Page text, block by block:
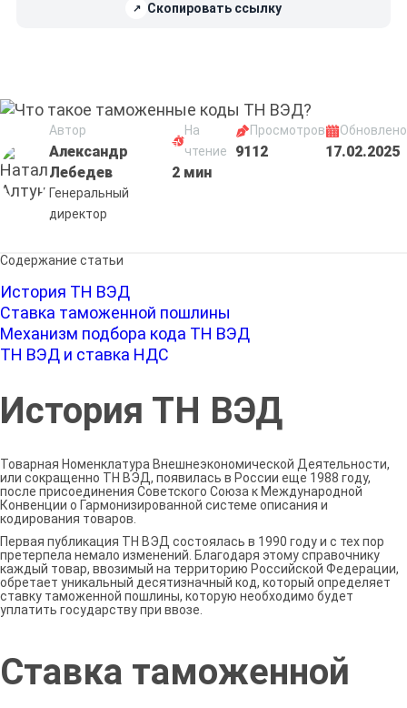
↗ Скопировать ссылку
Автор
Александр
Лебедев
Генеральный
директор
На
чтение
2 мин
Просмотров
9112
Обновлено
17.02.2025
Содержание статьи
История ТН ВЭД
Ставка таможенной пошлины
Механизм подбора кода ТН ВЭД
ТН ВЭД и ставка НДС
История ТН ВЭД
Товарная Номенклатура Внешнеэкономической Деятельности,
или сокращенно ТН ВЭД, появилась в России еще 1988 году,
после присоединения Советского Союза к Международной
Конвенции о Гармонизированной системе описания и
кодирования товаров.
Первая публикация ТН ВЭД состоялась в 1990 году и с тех пор
претерпела немало изменений. Благодаря этому справочнику
каждый товар, ввозимый на территорию Российской Федерации,
обретает уникальный десятизначный код, который определяет
ставку таможенной пошлины, которую необходимо будет
уплатить государству при ввозе.
Ставка таможенной